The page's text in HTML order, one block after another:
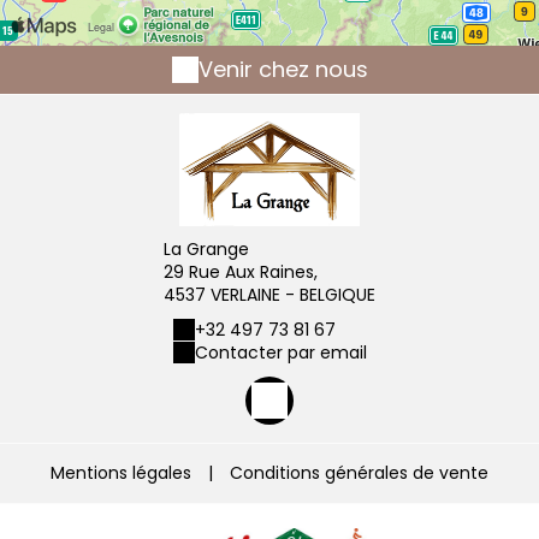
Venir chez nous
La Grange
29 Rue Aux Raines,
4537 VERLAINE - BELGIQUE
+32 497 73 81 67
Contacter par email
Mentions légales | Conditions générales de vente